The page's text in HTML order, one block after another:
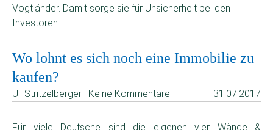
Vogtländer. Damit sorge sie für Unsicherheit bei den
Investoren.
Wo lohnt es sich noch eine Immobilie zu
kaufen?
Uli Stritzelberger | Keine Kommentare 31.07.2017
Für viele Deutsche sind die eigenen vier Wände &